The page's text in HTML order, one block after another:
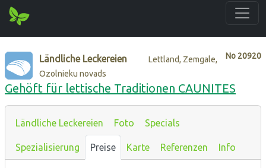
No 20920
Ländliche Leckereien
Lettland, Zemgale,
Ozolnieku novads
Gehöft für lettische Traditionen CAUNITES
Ländliche Leckereien Foto Specials
Spezialisierung Preise Karte Referenzen Info